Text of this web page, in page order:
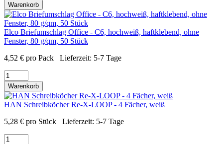
Warenkorb
Elco Briefumschlag Office - C6, hochweiß, haftklebend, ohne
Fenster, 80 g/qm, 50 Stück
4,52 € pro Pack Lieferzeit: 5-7 Tage
Warenkorb
HAN Schreibköcher Re-X-LOOP - 4 Fächer, weiß
5,28 € pro Stück Lieferzeit: 5-7 Tage